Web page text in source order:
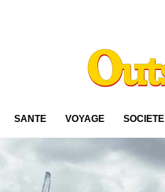
SANTÉ VOYAGE SOCIÉTÉ